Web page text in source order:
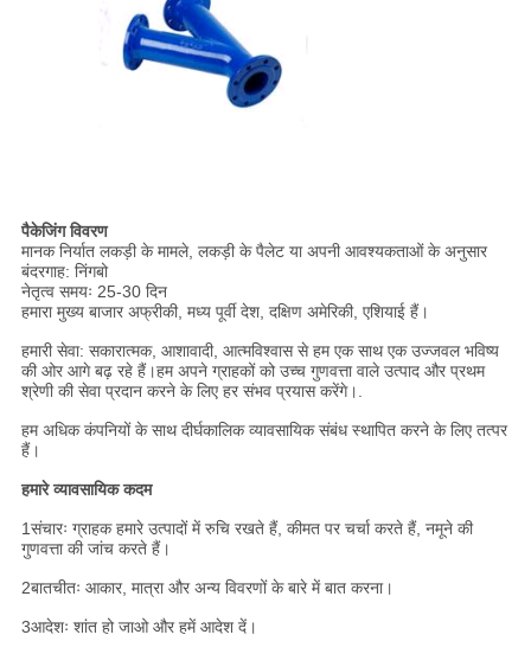
पैकेजिंग विवरण
मानक निर्यात लकड़ी के मामले, लकड़ी के पैलेट या अपनी आवश्यकताओं के अनुसार
बंदरगाह: निंगबो
नेतृत्व समयः 25-30 दिन
हमारा मुख्य बाजार अफ्रीकी, मध्य पूर्वी देश, दक्षिण अमेरिकी, एशियाई हैं।
हमारी सेवा: सकारात्मक, आशावादी, आत्मविश्वास से हम एक साथ एक उज्जवल भविष्य
की ओर आगे बढ़ रहे हैं।हम अपने ग्राहकों को उच्च गुणवत्ता वाले उत्पाद और प्रथम
श्रेणी की सेवा प्रदान करने के लिए हर संभव प्रयास करेंगे।.
हम अधिक कंपनियों के साथ दीर्घकालिक व्यावसायिक संबंध स्थापित करने के लिए तत्पर
हैं।
हमारे व्यावसायिक कदम
1संचारः ग्राहक हमारे उत्पादों में रुचि रखते हैं, कीमत पर चर्चा करते हैं, नमूने की
गुणवत्ता की जांच करते हैं।
2बातचीतः आकार, मात्रा और अन्य विवरणों के बारे में बात करना।
3आदेशः शांत हो जाओ और हमें आदेश दें।